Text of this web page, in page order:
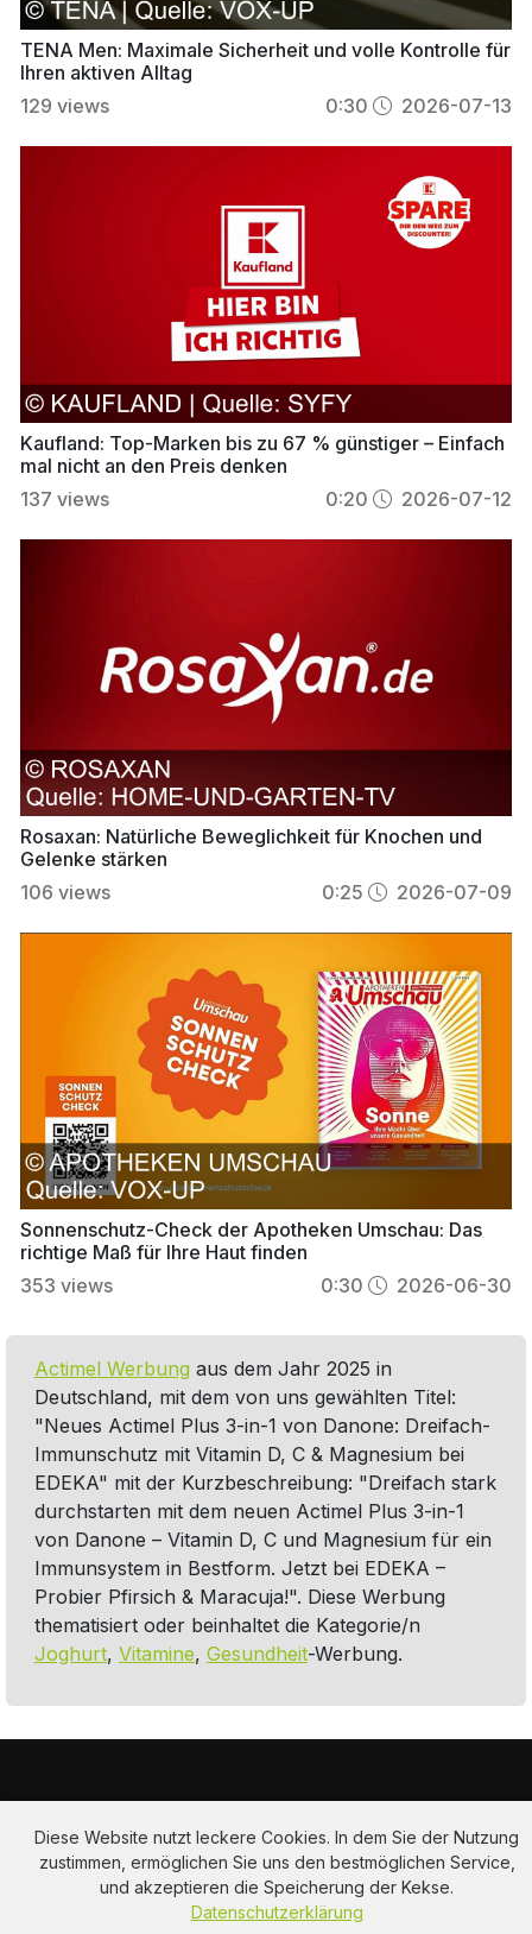
Diese Website nutzt leckere Cookies. In dem Sie der Nutzung
zustimmen, ermöglichen Sie uns den bestmöglichen Service,
und akzeptieren die Speicherung der Kekse.
Datenschutzerklärung
TENA Men: Maximale Sicherheit und volle Kontrolle für
Ihren aktiven Alltag
129 views 0:30 2026-07-13
Kaufland: Top-Marken bis zu 67 % günstiger – Einfach
mal nicht an den Preis denken
137 views 0:20 2026-07-12
Rosaxan: Natürliche Beweglichkeit für Knochen und
Gelenke stärken
106 views 0:25 2026-07-09
Sonnenschutz-Check der Apotheken Umschau: Das
richtige Maß für Ihre Haut finden
353 views 0:30 2026-06-30
Actimel Werbung aus dem Jahr 2025 in
Deutschland, mit dem von uns gewählten Titel:
"Neues Actimel Plus 3-in-1 von Danone: Dreifach-
Immunschutz mit Vitamin D, C & Magnesium bei
EDEKA" mit der Kurzbeschreibung: "Dreifach stark
durchstarten mit dem neuen Actimel Plus 3-in-1
von Danone – Vitamin D, C und Magnesium für ein
Immunsystem in Bestform. Jetzt bei EDEKA –
Probier Pfirsich & Maracuja!". Diese Werbung
thematisiert oder beinhaltet die Kategorie/n
Joghurt, Vitamine, Gesundheit-Werbung.
Am Hausacker 7 , 85461 Bockhorn